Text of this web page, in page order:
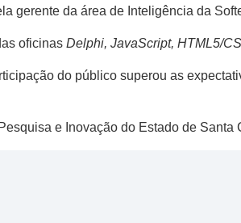
gerente da área de Inteligência da
oficinas Delphi, JavaScript, HTML5/
do público superou as
e Inovação do Estado de Santa